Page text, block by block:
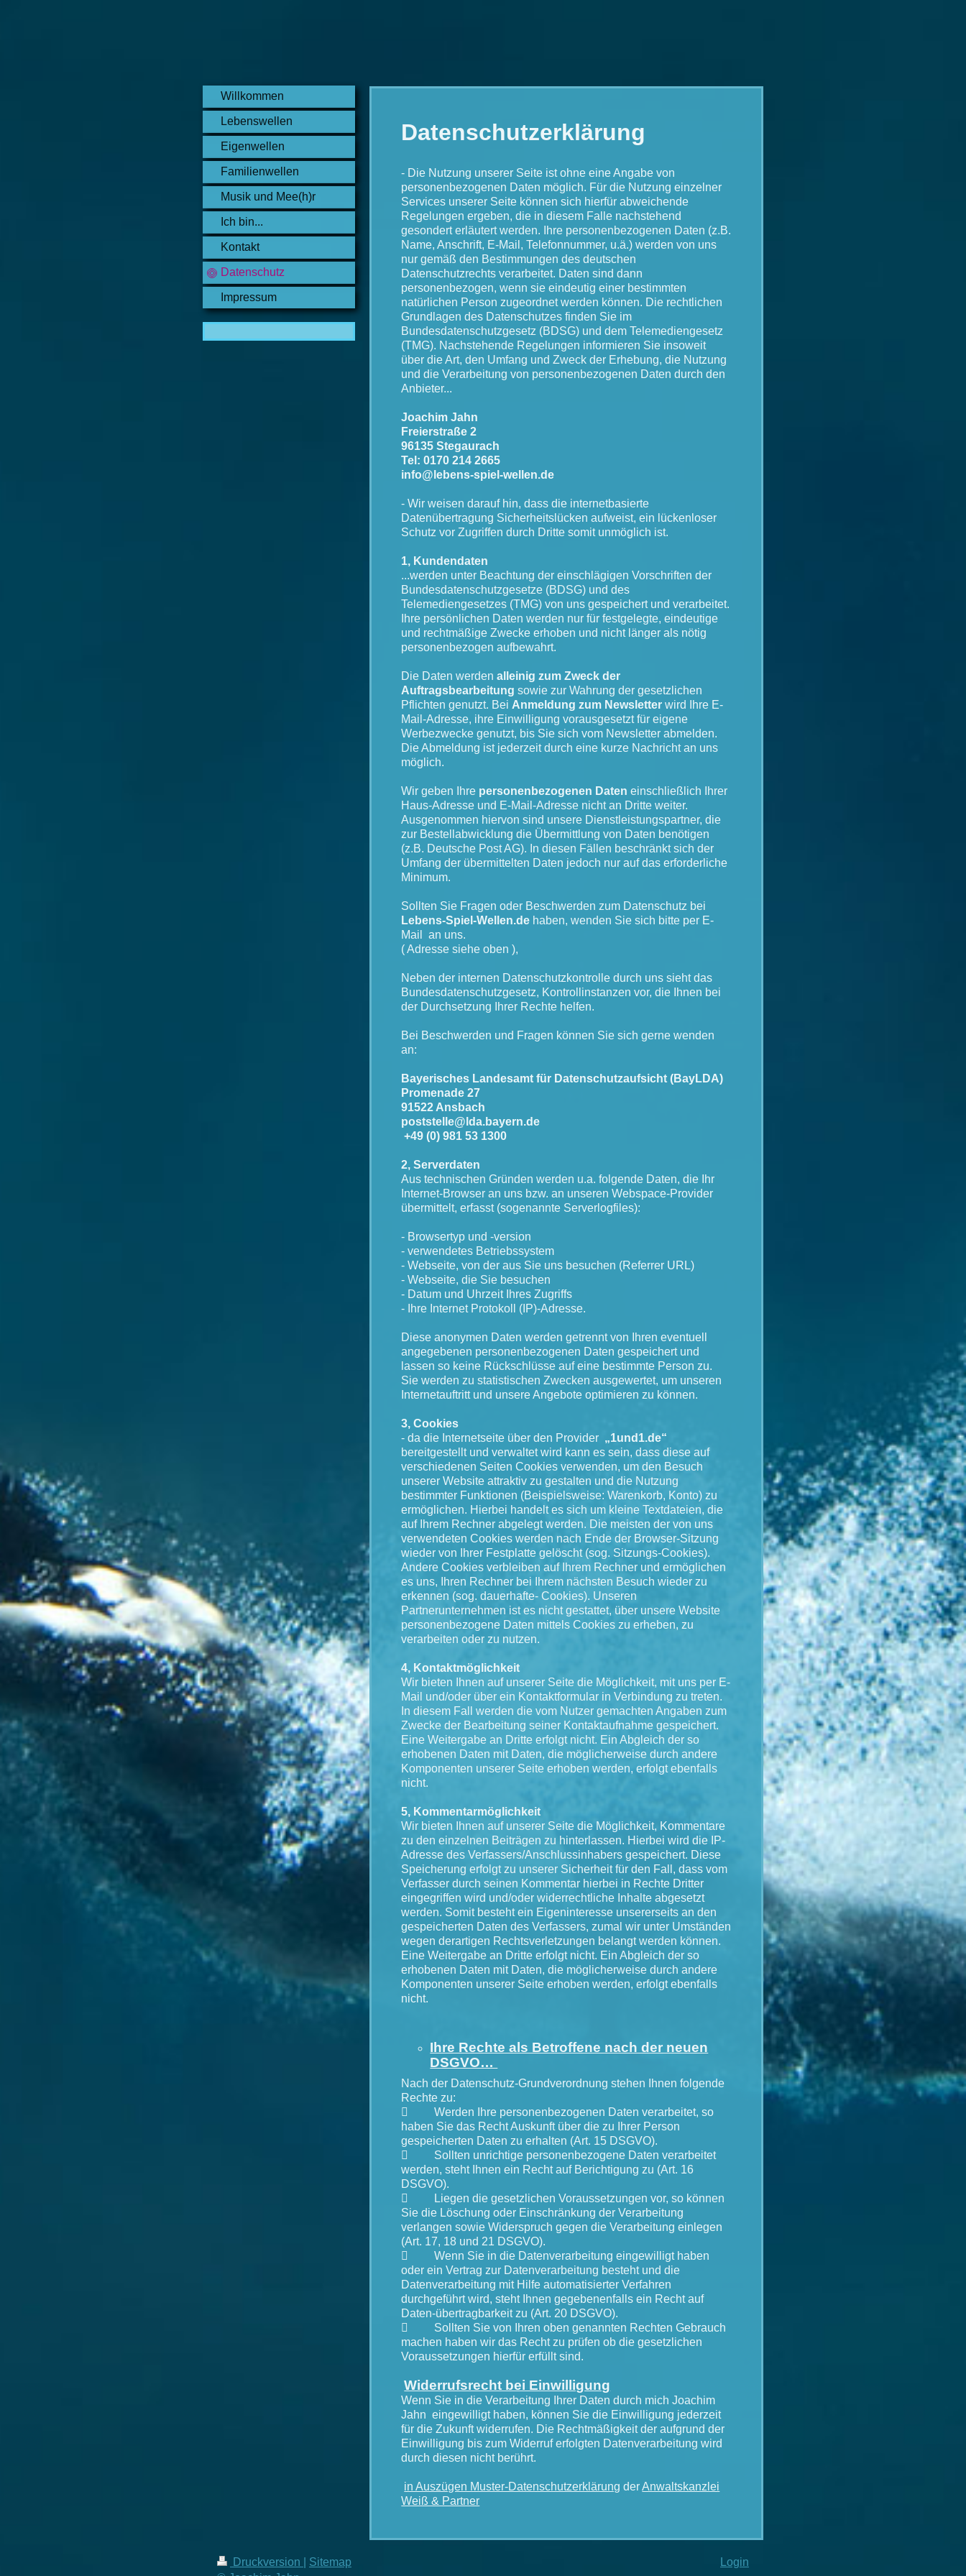
Willkommen
Lebenswellen
Eigenwellen
Familienwellen
Musik und Mee(h)r
Ich bin...
Kontakt
Datenschutz
Impressum
Datenschutzerklärung
- Die Nutzung unserer Seite ist ohne eine Angabe von
personenbezogenen Daten möglich. Für die Nutzung einzelner
Services unserer Seite können sich hierfür abweichende
Regelungen ergeben, die in diesem Falle nachstehend
gesondert erläutert werden. Ihre personenbezogenen Daten (z.B.
Name, Anschrift, E-Mail, Telefonnummer, u.ä.) werden von uns
nur gemäß den Bestimmungen des deutschen
Datenschutzrechts verarbeitet. Daten sind dann
personenbezogen, wenn sie eindeutig einer bestimmten
natürlichen Person zugeordnet werden können. Die rechtlichen
Grundlagen des Datenschutzes finden Sie im
Bundesdatenschutzgesetz (BDSG) und dem Telemediengesetz
(TMG). Nachstehende Regelungen informieren Sie insoweit
über die Art, den Umfang und Zweck der Erhebung, die Nutzung
und die Verarbeitung von personenbezogenen Daten durch den
Anbieter...
Joachim Jahn
Freierstraße 2
96135 Stegaurach
Tel: 0170 214 2665
info@lebens-spiel-wellen.de
- Wir weisen darauf hin, dass die internetbasierte
Datenübertragung Sicherheitslücken aufweist, ein lückenloser
Schutz vor Zugriffen durch Dritte somit unmöglich ist.
1, Kundendaten
...werden unter Beachtung der einschlägigen Vorschriften der
Bundesdatenschutzgesetze (BDSG) und des
Telemediengesetzes (TMG) von uns gespeichert und verarbeitet.
Ihre persönlichen Daten werden nur für festgelegte, eindeutige
und rechtmäßige Zwecke erhoben und nicht länger als nötig
personenbezogen aufbewahrt.
Die Daten werdenalleinig zum Zweck der
Auftragsbearbeitung sowie zur Wahrung der gesetzlichen
Pflichten genutzt. Bei Anmeldung zum Newsletter wird Ihre E-
Mail-Adresse, ihre Einwilligung vorausgesetzt für eigene
Werbezwecke genutzt, bis Sie sich vom Newsletter abmelden.
Die Abmeldung ist jederzeit durch eine kurze Nachricht an uns
möglich.
Wir geben Ihre personenbezogenen Daten einschließlich Ihrer
Haus-Adresse und E-Mail-Adresse nicht an Dritte weiter.
Ausgenommen hiervon sind unsere Dienstleistungspartner, die
zur Bestellabwicklung die Übermittlung von Daten benötigen
(z.B. Deutsche Post AG). In diesen Fällen beschränkt sich der
Umfang der übermittelten Daten jedoch nur auf das erforderliche
Minimum.
Sollten Sie Fragen oder Beschwerden zum Datenschutz bei
Lebens-Spiel-Wellen.de haben, wenden Sie sich bitte per E-
Mail an uns.
( Adresse siehe oben ),
Neben der internen Datenschutzkontrolle durch uns sieht das
Bundesdatenschutzgesetz, Kontrollinstanzen vor, die Ihnen bei
der Durchsetzung Ihrer Rechte helfen.
Bei Beschwerden und Fragen können Sie sich gerne wenden
an:
Bayerisches Landesamt für Datenschutzaufsicht (BayLDA)
Promenade 27
91522 Ansbach
poststelle@lda.bayern.de
+49 (0) 981 53 1300
2, Serverdaten
Aus technischen Gründen werden u.a. folgende Daten, die Ihr
Internet-Browser an uns bzw. an unseren Webspace-Provider
übermittelt, erfasst (sogenannte Serverlogfiles):
- Browsertyp und -version
- verwendetes Betriebssystem
- Webseite, von der aus Sie uns besuchen (Referrer URL)
- Webseite, die Sie besuchen
- Datum und Uhrzeit Ihres Zugriffs
- Ihre Internet Protokoll (IP)-Adresse.
Diese anonymen Daten werden getrennt von Ihren eventuell
angegebenen personenbezogenen Daten gespeichert und
lassen so keine Rückschlüsse auf eine bestimmte Person zu.
Sie werden zu statistischen Zwecken ausgewertet, um unseren
Internetauftritt und unsere Angebote optimieren zu können.
3, Cookies
- da die Internetseite über den Provider „1und1.de“
bereitgestellt und verwaltet wird kann es sein, dass diese auf
verschiedenen Seiten Cookies verwenden, um den Besuch
unserer Website attraktiv zu gestalten und die Nutzung
bestimmter Funktionen (Beispielsweise: Warenkorb, Konto) zu
ermöglichen. Hierbei handelt es sich um kleine Textdateien, die
auf Ihrem Rechner abgelegt werden. Die meisten der von uns
verwendeten Cookies werden nach Ende der Browser-Sitzung
wieder von Ihrer Festplatte gelöscht (sog. Sitzungs-Cookies).
Andere Cookies verbleiben auf Ihrem Rechner und ermöglichen
es uns, Ihren Rechner bei Ihrem nächsten Besuch wieder zu
erkennen (sog. dauerhafte- Cookies). Unseren
Partnerunternehmen ist es nicht gestattet, über unsere Website
personenbezogene Daten mittels Cookies zu erheben, zu
verarbeiten oder zu nutzen.
4, Kontaktmöglichkeit
Wir bieten Ihnen auf unserer Seite die Möglichkeit, mit uns per E-
Mail und/oder über ein Kontaktformular in Verbindung zu treten.
In diesem Fall werden die vom Nutzer gemachten Angaben zum
Zwecke der Bearbeitung seiner Kontaktaufnahme gespeichert.
Eine Weitergabe an Dritte erfolgt nicht. Ein Abgleich der so
erhobenen Daten mit Daten, die möglicherweise durch andere
Komponenten unserer Seite erhoben werden, erfolgt ebenfalls
nicht.
5, Kommentarmöglichkeit
Wir bieten Ihnen auf unserer Seite die Möglichkeit, Kommentare
zu den einzelnen Beiträgen zu hinterlassen. Hierbei wird die IP-
Adresse des Verfassers/Anschlussinhabers gespeichert. Diese
Speicherung erfolgt zu unserer Sicherheit für den Fall, dass vom
Verfasser durch seinen Kommentar hierbei in Rechte Dritter
eingegriffen wird und/oder widerrechtliche Inhalte abgesetzt
werden. Somit besteht ein Eigeninteresse unsererseits an den
gespeicherten Daten des Verfassers, zumal wir unter Umständen
wegen derartigen Rechtsverletzungen belangt werden können.
Eine Weitergabe an Dritte erfolgt nicht. Ein Abgleich der so
erhobenen Daten mit Daten, die möglicherweise durch andere
Komponenten unserer Seite erhoben werden, erfolgt ebenfalls
nicht.
Ihre Rechte als Betroffene nach der neuen
DSGVO…
Nach der Datenschutz-Grundverordnung stehen Ihnen folgende
Rechte zu:

Werden Ihre personenbezogenen Daten verarbeitet, so
haben Sie das Recht Auskunft über die zu Ihrer Person
gespeicherten Daten zu erhalten (Art. 15 DSGVO).

Sollten unrichtige personenbezogene Daten verarbeitet
werden, steht Ihnen ein Recht auf Berichtigung zu (Art. 16
DSGVO).

Liegen die gesetzlichen Voraussetzungen vor, so können
Sie die Löschung oder Einschränkung der Verarbeitung
verlangen sowie Widerspruch gegen die Verarbeitung einlegen
(Art. 17, 18 und 21 DSGVO).

Wenn Sie in die Datenverarbeitung eingewilligt haben
oder ein Vertrag zur Datenverarbeitung besteht und die
Datenverarbeitung mit Hilfe automatisierter Verfahren
durchgeführt wird, steht Ihnen gegebenenfalls ein Recht auf
Daten-übertragbarkeit zu (Art. 20 DSGVO).

Sollten Sie von Ihren oben genannten Rechten Gebrauch
machen haben wir das Recht zu prüfen ob die gesetzlichen
Voraussetzungen hierfür erfüllt sind.
Widerrufsrecht bei Einwilligung
Wenn Sie in die Verarbeitung Ihrer Daten durch mich Joachim
Jahn eingewilligt haben, können Sie die Einwilligung jederzeit
für die Zukunft widerrufen. Die Rechtmäßigkeit der aufgrund der
Einwilligung bis zum Widerruf erfolgten Datenverarbeitung wird
durch diesen nicht berührt.
in Auszügen Muster-Datenschutzerklärung derAnwaltskanzlei
Weiß & Partner
Druckversion
Sitemap
Login